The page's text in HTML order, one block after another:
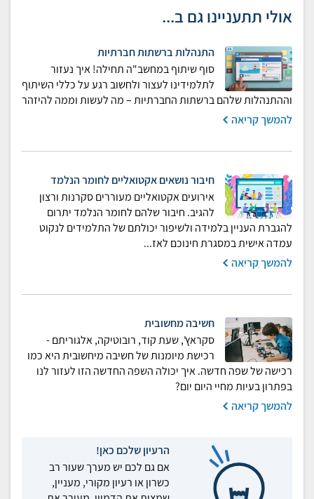
אולי תתעניינו גם ב...
התנהלות ברשתות חברתיות
סוף שיתוף במחשב"ה תחילה! איך נעזור
לתלמידינו לעצור ולחשוב רגע על כללי השיתוף
וההתנהלות שלהם ברשתות החברתיות – מה לעשות וממה להיזהר
להמשך קריאה
חיבור נושאים אקטואליים לחומר הנלמד
אירועים אקטואליים מעוררים סקרנות ורצון
להגיב. חיבור שלהם לחומר הנלמד יתרום
להגברת העניין בלמידה ולשיפור יכולתם של התלמידים לנקוט
עמדה אישית במסגרת חינוכם לאז...
להמשך קריאה
חשיבה מחשובית
סקראץ', שעת קוד, רובוטיקה, אלגוריתם -
רכישת מיומנות של חשיבה מיחשובית היא כמו
רכישה של שפה חדשה. איך יכולה השפה החדשה הזו לעזור לנו
בפתרון בעיות מחיי היום יום?
להמשך קריאה
הרעיון שלכם כאן!
אם גם לכם יש מערך שעור רב
כשרון או רעיון מקורי, מעניין,